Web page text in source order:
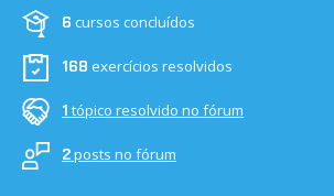
6 cursos concluídos
168 exercícios resolvidos
1 tópico resolvido no fórum
2posts no fórum